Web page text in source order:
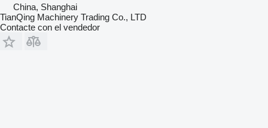
China, Shanghai
TianQing Machinery Trading Co., LTD
Contacte con el vendedor